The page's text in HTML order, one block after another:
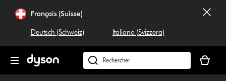
Français (Suisse)
Deutsch (Schweiz) Italiano (Svizzera)
Rechercher
dyson.ch
panier
est